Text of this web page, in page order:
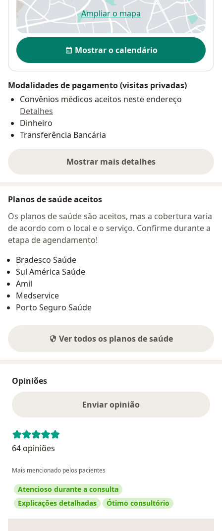
Ampliar o mapaabre num novo separador
Disponibilidade
Mostrar o calendário
Modalidades de pagamento (visitas privadas)
Convênios médicos aceitos neste endereço
Detalhes
Dinheiro
Transferência Bancária
Mostrar mais detalhes
sobre o endereço
Planos de saúde aceitos
Os planos de saúde são aceitos, mas a cobertura varia
de acordo com o local e o serviço. Confirme durante a
etapa de agendamento!
Bradesco Saúde
Sul América Saúde
Amil
Medservice
Porto Seguro Saúde
Ver todos os planos de saúde
Opiniões
Enviar opinião
64 opiniões
Mais mencionado pelos pacientes
Atencioso durante a consulta
Explicações detalhadas
Ótimo consultório